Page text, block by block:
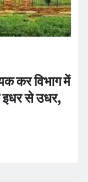
कर विभाग में
इधर से उधर,